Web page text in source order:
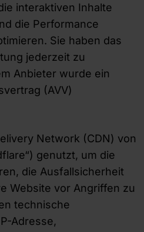
interaktiven Inhalte
die Performance
Sie haben das
jederzeit zu
Anbieter wurde ein
(AVV)
Network (CDN) von
genutzt, um die
die Ausfallsicherheit
Website vor Angriffen zu
technische
Adresse,